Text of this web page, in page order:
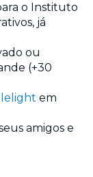
o Instituto
já
ou
(+30
em
amigos e